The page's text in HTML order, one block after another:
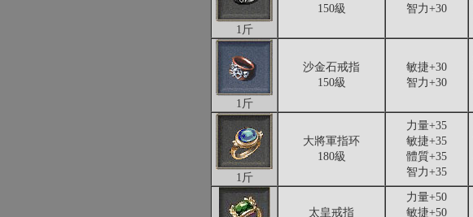
1斤
150級
智力+30
1斤
沙金石戒指
150級
敏捷+30
智力+30
1斤
大將軍指环
180級
力量+35
敏捷+35
體質+35
智力+35
太皇戒指
力量+50
敏捷+50